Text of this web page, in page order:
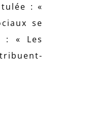
: «
se
: « Les